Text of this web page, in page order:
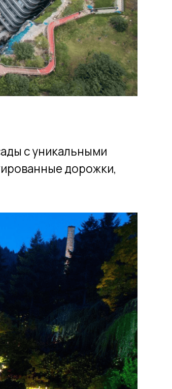
дорожки,